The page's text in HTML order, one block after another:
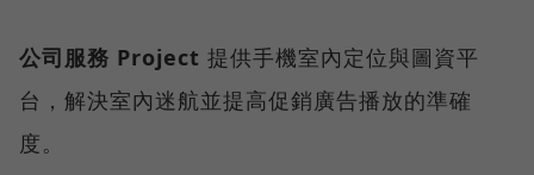
公司服務 Project 提供手機室內定位與圖資平
台，解決室內迷航並提高促銷廣告播放的準確
度。